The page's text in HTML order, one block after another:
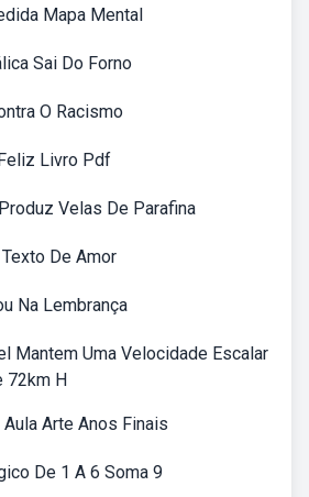
Mapa Mental
Sai Do Forno
O Racismo
Livro Pdf
Velas De Parafina
De Amor
Na Lembrança
Mantem Uma Velocidade Escalar
72km H
Aula Arte Anos Finais
De 1 A 6 Soma 9